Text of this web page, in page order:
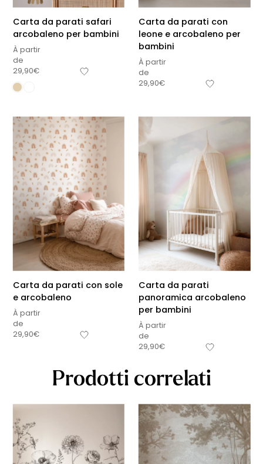
Carta da parati safari
arcobaleno per bambini
À partir
de
29,90€
Carta da parati con
leone e arcobaleno per
bambini
À partir
de
29,90€
Carta da parati con sole
e arcobaleno
À partir
de
29,90€
Carta da parati
panoramica arcobaleno
per bambini
À partir
de
29,90€
Prodotti correlati